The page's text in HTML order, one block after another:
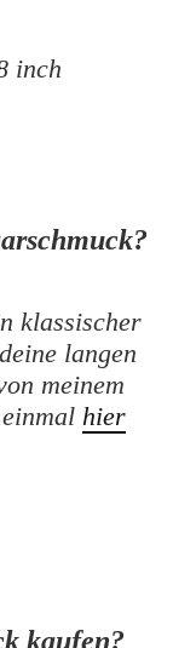
inch
klassischer
langen
meinem
hier
kaufen?